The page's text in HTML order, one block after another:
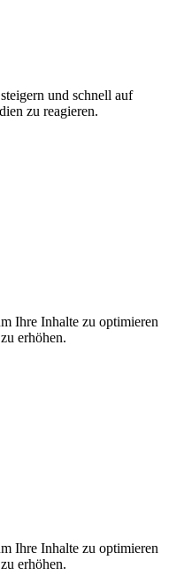
und schnell auf
zu reagieren.
Ihre Inhalte zu optimieren
erhöhen.
Ihre Inhalte zu optimieren
erhöhen.